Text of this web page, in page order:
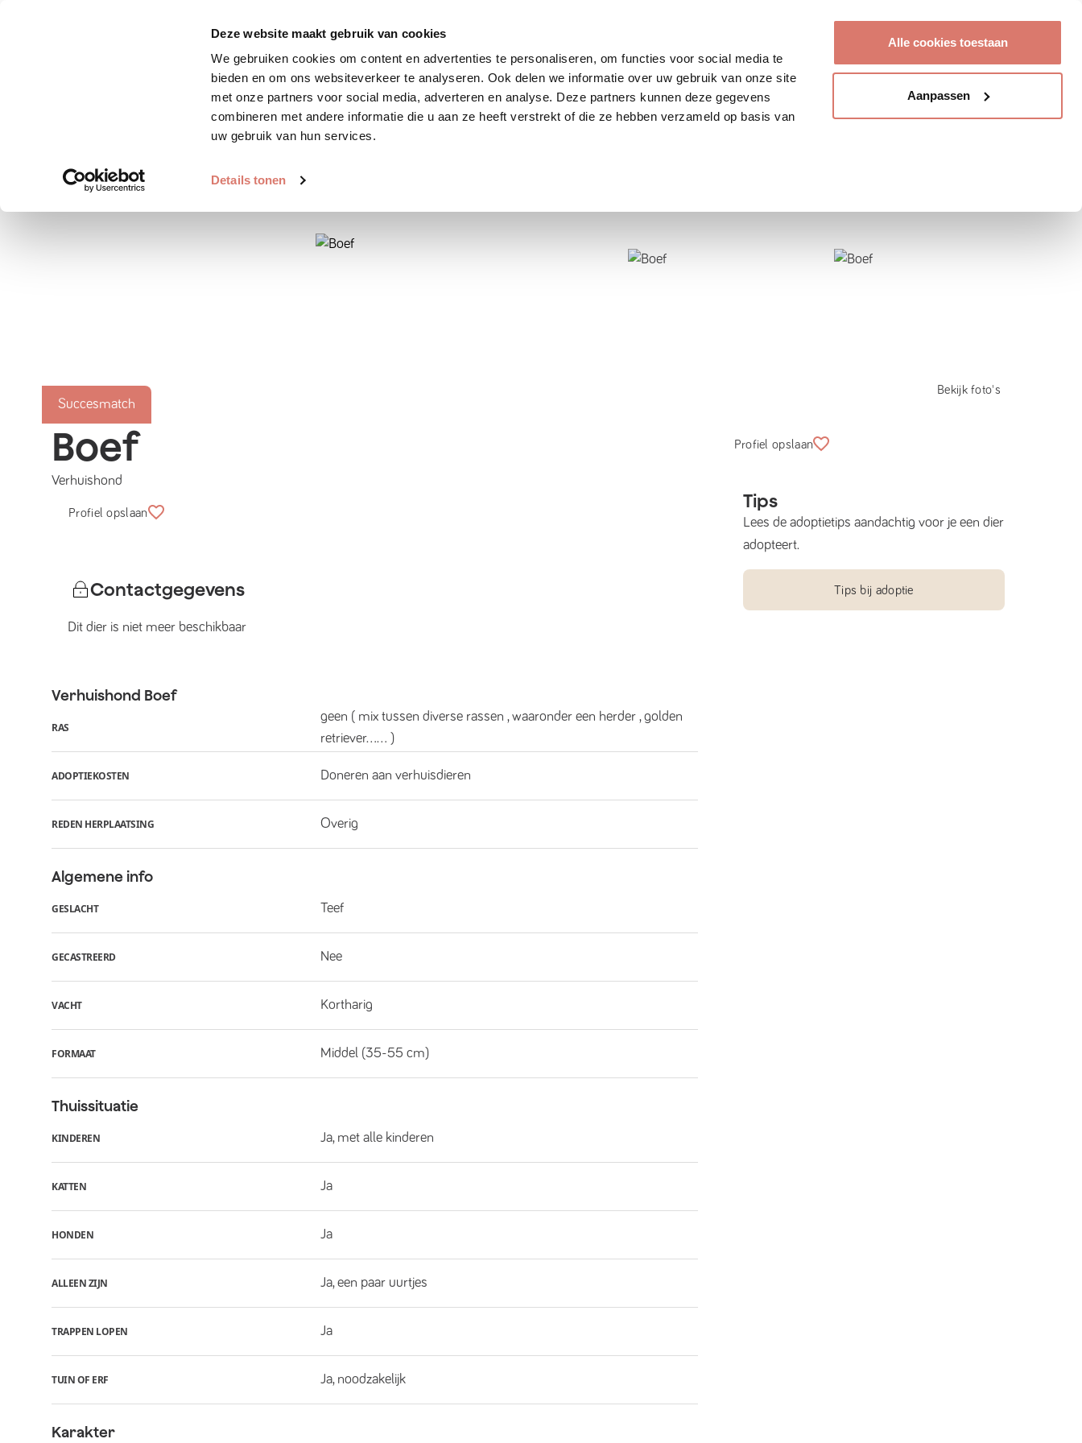
Deze website maakt gebruik van cookies
We gebruiken cookies om content en advertenties te personaliseren, om functies voor social media te
bieden en om ons websiteverkeer te analyseren. Ook delen we informatie over uw gebruik van onze site
met onze partners voor social media, adverteren en analyse. Deze partners kunnen deze gegevens
combineren met andere informatie die u aan ze heeft verstrekt of die ze hebben verzameld op basis van
uw gebruik van hun services.
Details tonen
Alle cookies toestaan
Aanpassen
Zoek huisdier Plaats huisdier Hoe werkt het?
Succesmatch
Bekijk foto's
Boef
Verhuishond
Profiel opslaan
Contactgegevens
Dit dier is niet meer beschikbaar
Verhuishond Boef
RAS
geen ( mix tussen diverse rassen , waaronder een herder , golden
retriever...... )
ADOPTIEKOSTEN Doneren aan verhuisdieren
REDEN HERPLAATSING Overig
Algemene info
GESLACHT Teef
GECASTREERD Nee
VACHT Kortharig
FORMAAT Middel (35-55 cm)
Thuissituatie
KINDEREN Ja, met alle kinderen
KATTEN Ja
HONDEN Ja
ALLEEN ZIJN Ja, een paar uurtjes
TRAPPEN LOPEN Ja
TUIN OF ERF Ja, noodzakelijk
Karakter
Profiel opslaan
Tips
Lees de adoptietips aandachtig voor je een dier
adopteert.
Tips bij adoptie